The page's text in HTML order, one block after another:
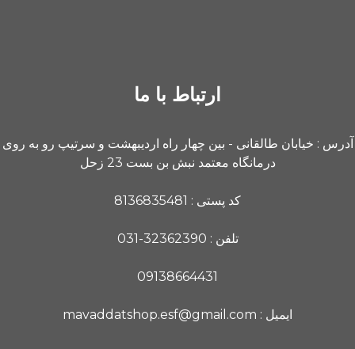
ارتباط با ما
آدرس : خیابان طالقانی - بین چهار راه اردیبهشت و سرتیپ رو به روی
درمانگاه معتمد نبش بن بست 23 زحل
کد پستی : 8136835481
تلفن : 32362390-031
09138664431
ایمیل : mavaddatshop.esf@gmail.com